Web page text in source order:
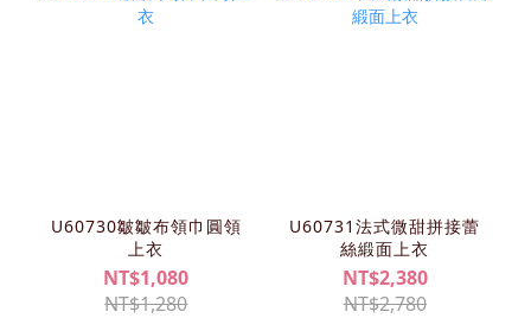
U60730皺皺布領巾圓領
上衣
NT$1,080
NT$1,280
U60731法式微甜拼接蕾
絲緞面上衣
NT$2,380
NT$2,780